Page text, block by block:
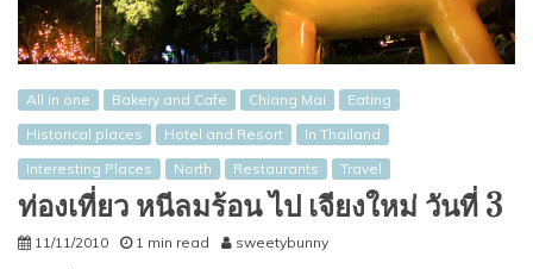
All in one Bakery and Cafe Chiang Mai
Eating
Historical places
Hotel and Resort
In Thailand
Interesting Places
North Restaurants Travel
ท่องเที่ยว หนีลมร้อน ไป เจียงใหม่ วันที่ 3
11/11/2010 1 min read sweetybunny